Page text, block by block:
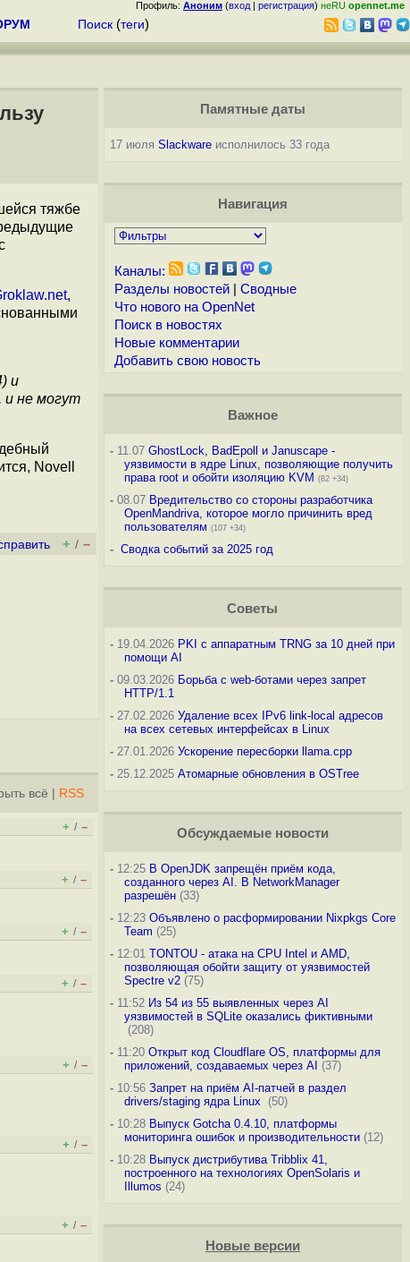
Профиль: Аноним (вход | регистрация) неRU opennet.me
Поиск (теги)
тяжбе
,
и
и не могут
Novell
+ / –
всё RSS
+ / –
+ / –
+ / –
+ / –
+ / –
+ / –
+ / –
Памятные даты
17 июля Slackwareисполнилось 33 года
Навигация
Каналы:
Разделы новостей| Сводные
Что нового на OpenNet
Поиск в новостях
Новые комментарии
Добавить свою новость
Важное
-11.07 GhostLock, BadEpoll и Januscape -
уязвимости в ядре Linux, позволяющие получить
права root и обойти изоляцию KVM (82 +34)
-08.07 Вредительство со стороны разработчика
OpenMandriva, которое могло причинить вред
пользователям (107 +34)
- Сводка событий за 2025 год
Советы
-19.04.2026 PKI с аппаратным TRNG за 10 дней при
помощи AI
-09.03.2026 Борьба с web-ботами через запрет
HTTP/1.1
-27.02.2026 Удаление всех IPv6 link-local адресов
на всех сетевых интерфейсах в Linux
-27.01.2026 Ускорение пересборки llama.cpp
-25.12.2025 Атомарные обновления в OSTree
Обсуждаемые новости
-12:25 В OpenJDK запрещён приём кода,
созданного через AI. В NetworkManager
разрешён(33)
-12:23 Объявлено о расформировании Nixpkgs Core
Team (25)
-12:01 TONTOU - атака на CPU Intel и AMD,
позволяющая обойти защиту от уязвимостей
Spectre v2(75)
-11:52 Из 54 из 55 выявленных через AI
уязвимостей в SQLite оказались фиктивными
(208)
-11:20 Открыт код Cloudflare OS, платформы для
приложений, создаваемых через AI (37)
-10:56 Запрет на приём AI-патчей в раздел
drivers/staging ядра Linux
(50)
-10:28 Выпуск Gotcha 0.4.10, платформы
мониторинга ошибок и производительности(12)
-10:28 Выпуск дистрибутива Tribblix 41,
построенного на технологиях OpenSolaris и
Illumos (24)
Новые версии